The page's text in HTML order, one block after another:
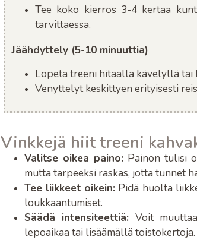
Tee koko kierros 3-4 kertaa
tarvittaessa.
Jäähdyttely (5-10 minuuttia)
Lopeta treeni hitaalla kävelyllä tai
Venyttelyt keskittyen erityisesti
Vinkkejä hiit treeni
Valitse oikea paino: Painon tulisi
mutta tarpeeksi raskas, jotta tunnet
Tee liikkeet oikein: Pidä huolta
loukkaantumiset.
Säädä intensiteettiä: Voit
lepoaikaa tai lisäämällä toistokertoja.